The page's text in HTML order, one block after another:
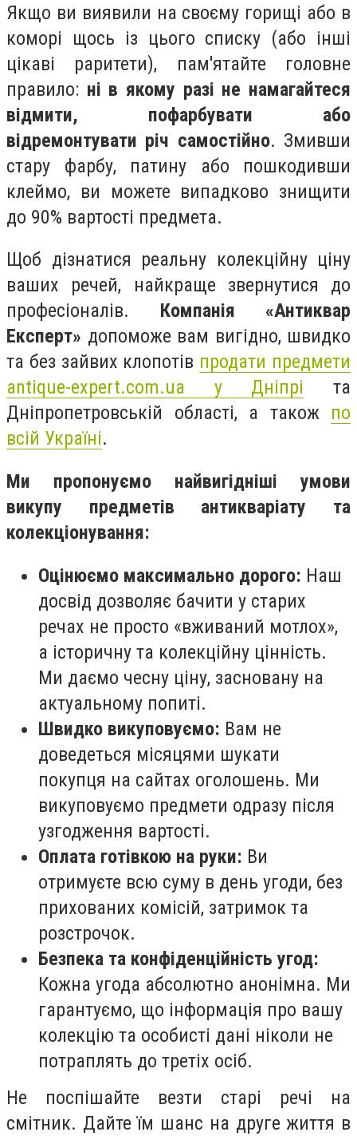
Якщо ви виявили на своєму горищі або в
коморі щось із цього списку (або інші
цікаві раритети), пам'ятайте головне
правило: ні в якому разі не намагайтеся
відмити, пофарбувати або
відремонтувати річ самостійно. Змивши
стару фарбу, патину або пошкодивши
клеймо, ви можете випадково знищити
до 90% вартості предмета.
Щоб дізнатися реальну колекційну ціну
ваших речей, найкраще звернутися до
професіоналів. Компанія «Антиквар
Експерт» допоможе вам вигідно, швидко
та без зайвих клопотів продати предмети
antique-expert.com.ua у Дніпрі та
Дніпропетровській області, а також по
всій Україні.
Ми пропонуємо найвигідніші умови
викупу предметів антикваріату та
колекціонування:
Оцінюємо максимально дорого: Наш
досвід дозволяє бачити у старих
речах не просто «вживаний мотлох»,
а історичну та колекційну цінність.
Ми даємо чесну ціну, засновану на
актуальному попиті.
Швидко викуповуємо: Вам не
доведеться місяцями шукати
покупця на сайтах оголошень. Ми
викуповуємо предмети одразу після
узгодження вартості.
Оплата готівкою на руки: Ви
отримуєте всю суму в день угоди, без
прихованих комісій, затримок та
розстрочок.
Безпека та конфіденційність угод:
Кожна угода абсолютно анонімна. Ми
гарантуємо, що інформація про вашу
колекцію та особисті дані ніколи не
потраплять до третіх осіб.
Не поспішайте везти старі речі на
смітник. Дайте їм шанс на друге життя в